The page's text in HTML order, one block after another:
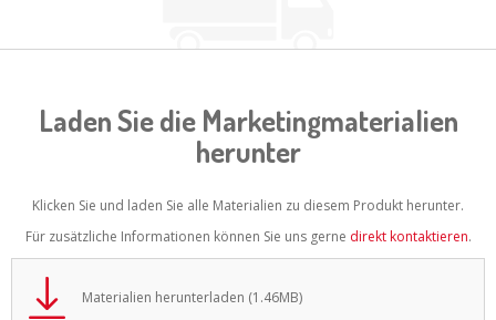
Laden Sie die Marketingmaterialien
herunter
Klicken Sie und laden Sie alle Materialien zu diesem Produkt herunter.
Für zusätzliche Informationen können Sie uns gerne direkt kontaktieren.
Materialien herunterladen (1.46MB)